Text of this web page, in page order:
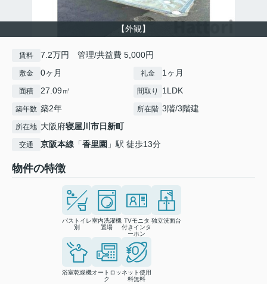
【外観】
賃料 7.2万円 管理/共益費 5,000円
敷金 0ヶ月 礼金 1ヶ月
面積 27.09㎡ 間取り 1LDK
築年数 築2年 所在階 3階/3階建
所在地 大阪府寝屋川市日新町
交通 京阪本線 「香里園 」駅 徒歩13分
物件の特徴
バストイレ
別
室内洗濯機
置場
TVモニタ
付きインタ
ーホン
独立洗面台
浴室乾燥機オートロッ
ク
ネット使用
料無料